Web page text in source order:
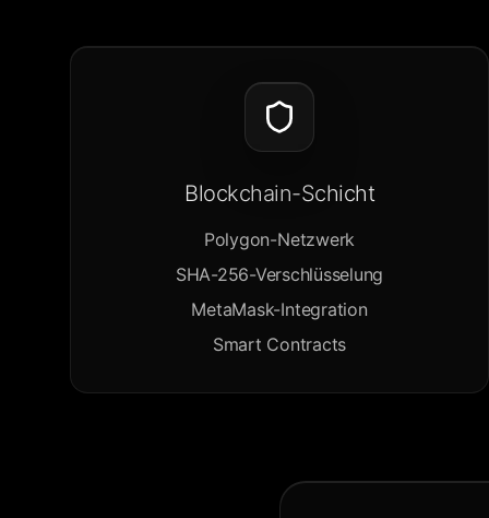
Blockchain-Schicht
Polygon-Netzwerk
SHA-256-Verschlüsselung
MetaMask-Integration
Smart Contracts